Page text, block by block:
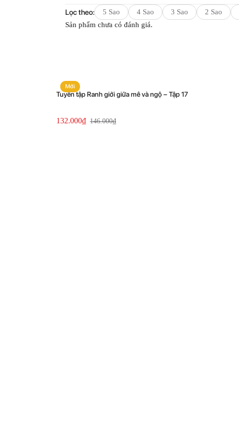
Lọc theo: 5 Sao 4 Sao 3 Sao 2 Sao
Sản phẩm chưa có đánh giá.
Mới
Tuyển tập Ranh giới giữa mê và ngộ – Tập 17
132.000₫
Current
146.000₫
Original